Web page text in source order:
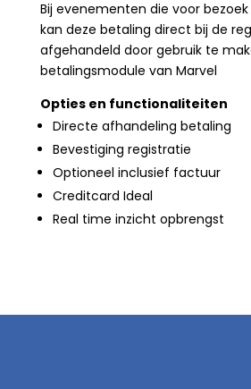
Bij evenementen die voor
kan deze betaling direct bij de
afgehandeld door gebruik te
betalingsmodule van Marvel
Opties en functionaliteiten
Directe afhandeling betaling
Bevestiging registratie
Optioneel inclusief factuur
Creditcard Ideal
Real time inzicht opbrengst